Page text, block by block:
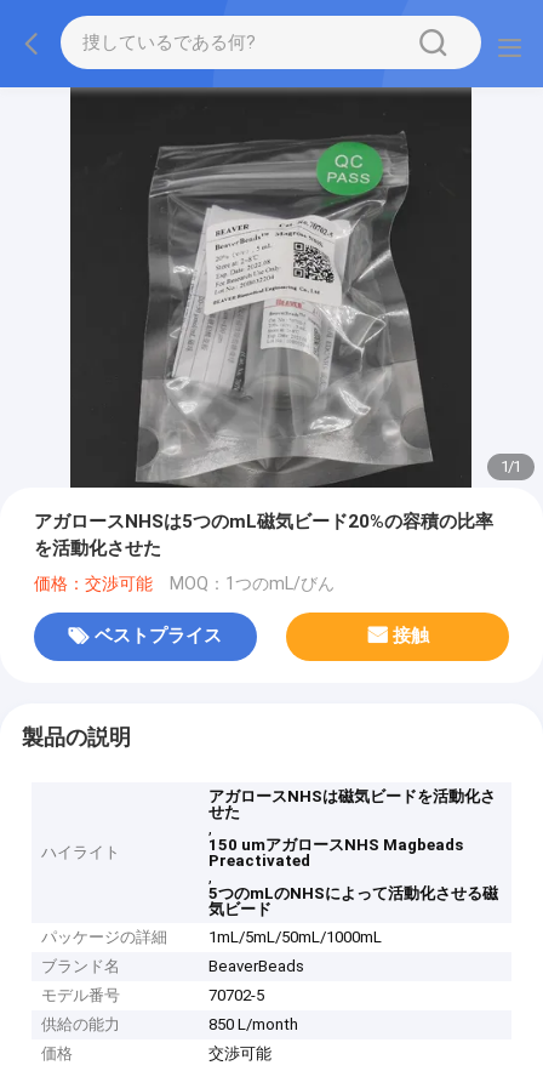
1/1
アガロースNHSは5つのmL磁気ビード20%の容積の比率
を活動化させた
価格：交渉可能 MOQ：1つのmL/びん
ベストプライス 接触
製品の説明
ハイライト
アガロースNHSは磁気ビードを活動化さ
せた
,
150 umアガロースNHS Magbeads
Preactivated
,
5つのmLのNHSによって活動化させる磁
気ビード
パッケージの詳細
1mL/5mL/50mL/1000mL
ブランド名
BeaverBeads
モデル番号
70702-5
供給の能力
850 L/month
価格
交渉可能